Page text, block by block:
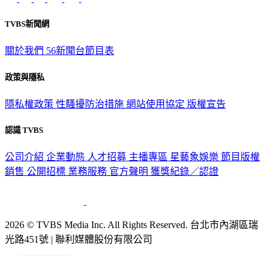
TVBS新聞網
關於我們 56新聞台節目表
政策與隱私
隱私權政策 性騷擾防治措施 網站使用協定 版權宣告
認識 TVBS
公司介紹 企業動態 人才招募 主播專區 星藝象娛樂 節目版權
銷售 公開招標 業務服務 官方聲明 獲獎紀錄／認證
2026 © TVBS Media Inc. All Rights Reserved. 台北市內湖區瑞
光路451號 | 聯利媒體股份有限公司